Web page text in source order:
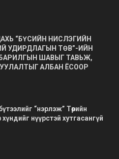
“БҮСИЙН НИСЛЭГИЙН
УДИРДЛАГЫН ТӨВ”-ИЙН
ШАВЫГ ТАВЬЖ,
АЛБАН ЁСООР
“нэрлэж” Төрийн
нүүрстэй хутгасангүй